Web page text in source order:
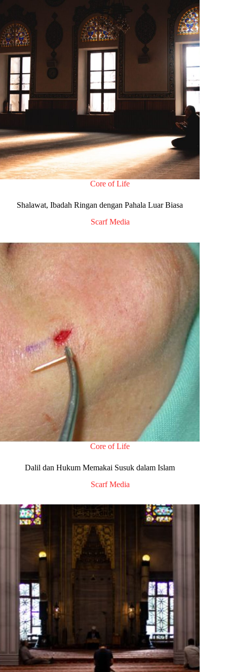
Core of Life
Shalawat, Ibadah Ringan dengan Pahala Luar Biasa
Scarf Media
Core of Life
Dalil dan Hukum Memakai Susuk dalam Islam
Scarf Media